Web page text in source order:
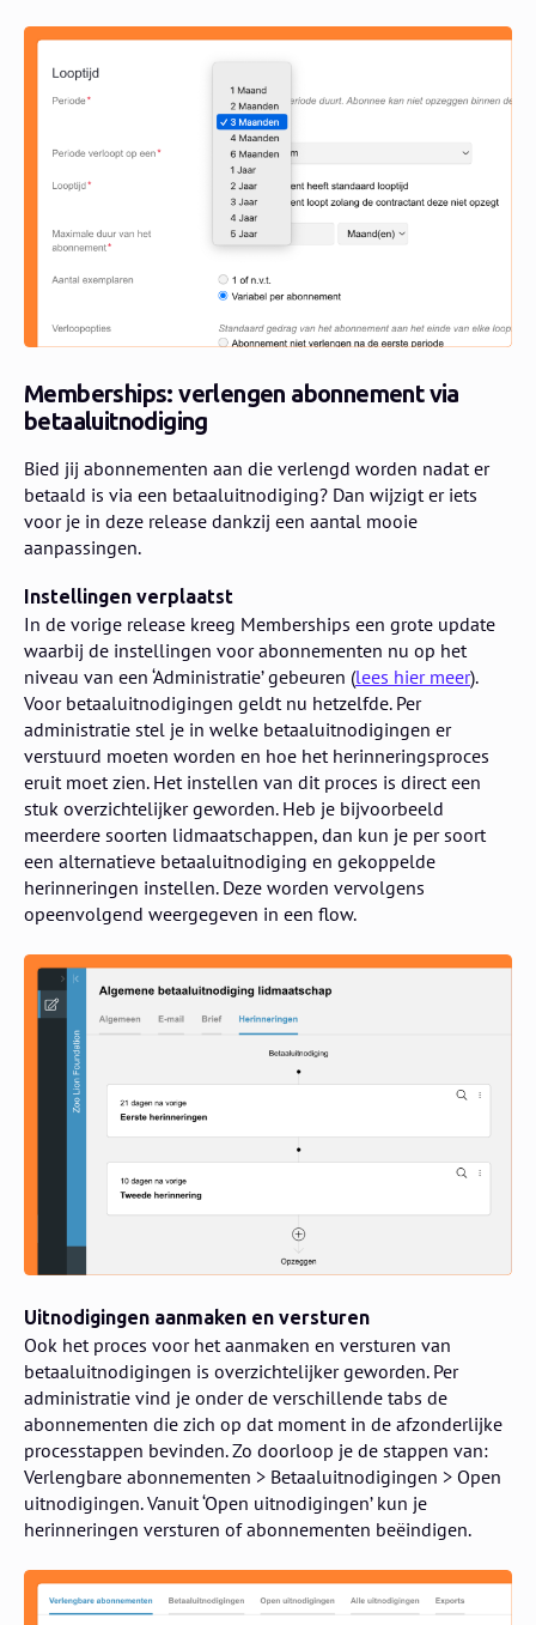
Memberships: verlengen abonnement via
betaaluitnodiging
Bied jij abonnementen aan die verlengd worden nadat er
betaald is via een betaaluitnodiging? Dan wijzigt er iets
voor je in deze release dankzij een aantal mooie
aanpassingen.
Instellingen verplaatst
In de vorige release kreeg Memberships een grote update
waarbij de instellingen voor abonnementen nu op het
niveau van een ‘Administratie’ gebeuren (lees hier meer).
Voor betaaluitnodigingen geldt nu hetzelfde. Per
administratie stel je in welke betaaluitnodigingen er
verstuurd moeten worden en hoe het herinneringsproces
eruit moet zien. Het instellen van dit proces is direct een
stuk overzichtelijker geworden. Heb je bijvoorbeeld
meerdere soorten lidmaatschappen, dan kun je per soort
een alternatieve betaaluitnodiging en gekoppelde
herinneringen instellen. Deze worden vervolgens
opeenvolgend weergegeven in een flow.
Uitnodigingen aanmaken en versturen
Ook het proces voor het aanmaken en versturen van
betaaluitnodigingen is overzichtelijker geworden. Per
administratie vind je onder de verschillende tabs de
abonnementen die zich op dat moment in de afzonderlijke
processtappen bevinden. Zo doorloop je de stappen van:
Verlengbare abonnementen > Betaaluitnodigingen > Open
uitnodigingen. Vanuit ‘Open uitnodigingen’ kun je
herinneringen versturen of abonnementen beëindigen.